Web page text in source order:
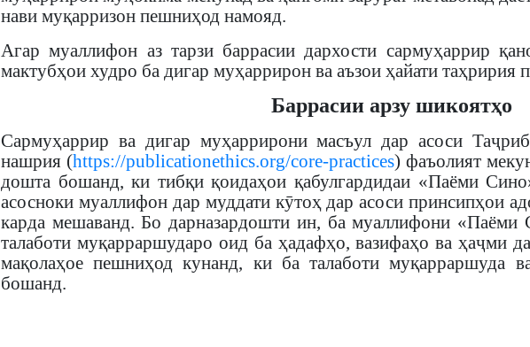
нави муқарризон пешниҳод намояд.
Агар муаллифон аз тарзи баррасии дархости сармуҳаррир
мактубҳои худро ба дигар муҳаррирон ва аъзои ҳайати таҳририя
Баррасии арзу шикоятҳо
Сармуҳаррир ва дигар муҳаррирони масъул дар асоси
нашрия (https://publicationethics.org/core-practices) фаъолият
дошта бошанд, ки тибқи қоидаҳои қабулгардидаи «Паёми
асосноки муаллифон дар муддати кӯтоҳ дар асоси принсипҳои
карда мешаванд. Бо дарназардошти ин, ба муаллифони «Паёми
талаботи муқарраршударо оид ба ҳадафҳо, вазифаҳо ва ҳаҷми
мақолаҳое пешниҳод кунанд, ки ба талаботи муқарраршуда
бошанд.